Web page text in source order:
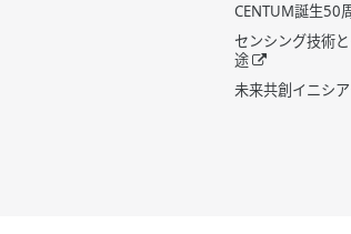
CENTUM誕生50
センシング技術
途
未来共創イニシ